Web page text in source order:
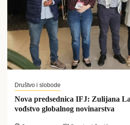
Društvo i slobode
Nova predsednica IFJ: Zulijana
vođstvo globalnog novinarstva